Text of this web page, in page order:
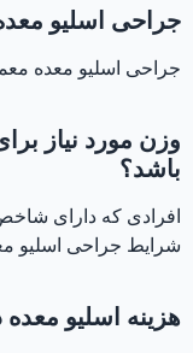
جراحی اسلیو
جراحی اسلیو معده معمولاً حدود 2
وزن مورد نیاز
باشد؟
شرایط جراحی اسلیو
هزینه اسلیو